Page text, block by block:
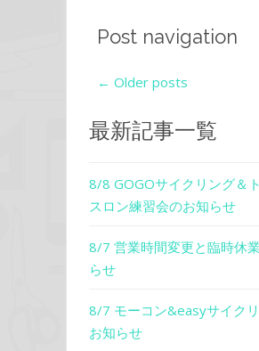
Post navigation
← Older posts
最新記事一覧
8/8 GOGOサイクリング＆
スロン練習会のお知らせ
8/7 営業時間変更と臨時休
らせ
8/7 モーコン&easyサイク
お知らせ